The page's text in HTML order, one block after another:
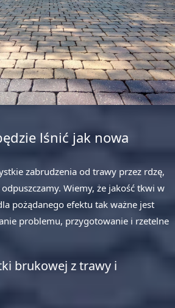
lśnić jak nowa
zabrudzenia od trawy przez rdzę,
Wiemy, że jakość tkwi w
pożądanego efektu tak ważne jest
problemu, przygotowanie i rzetelne
brukowej z trawy i